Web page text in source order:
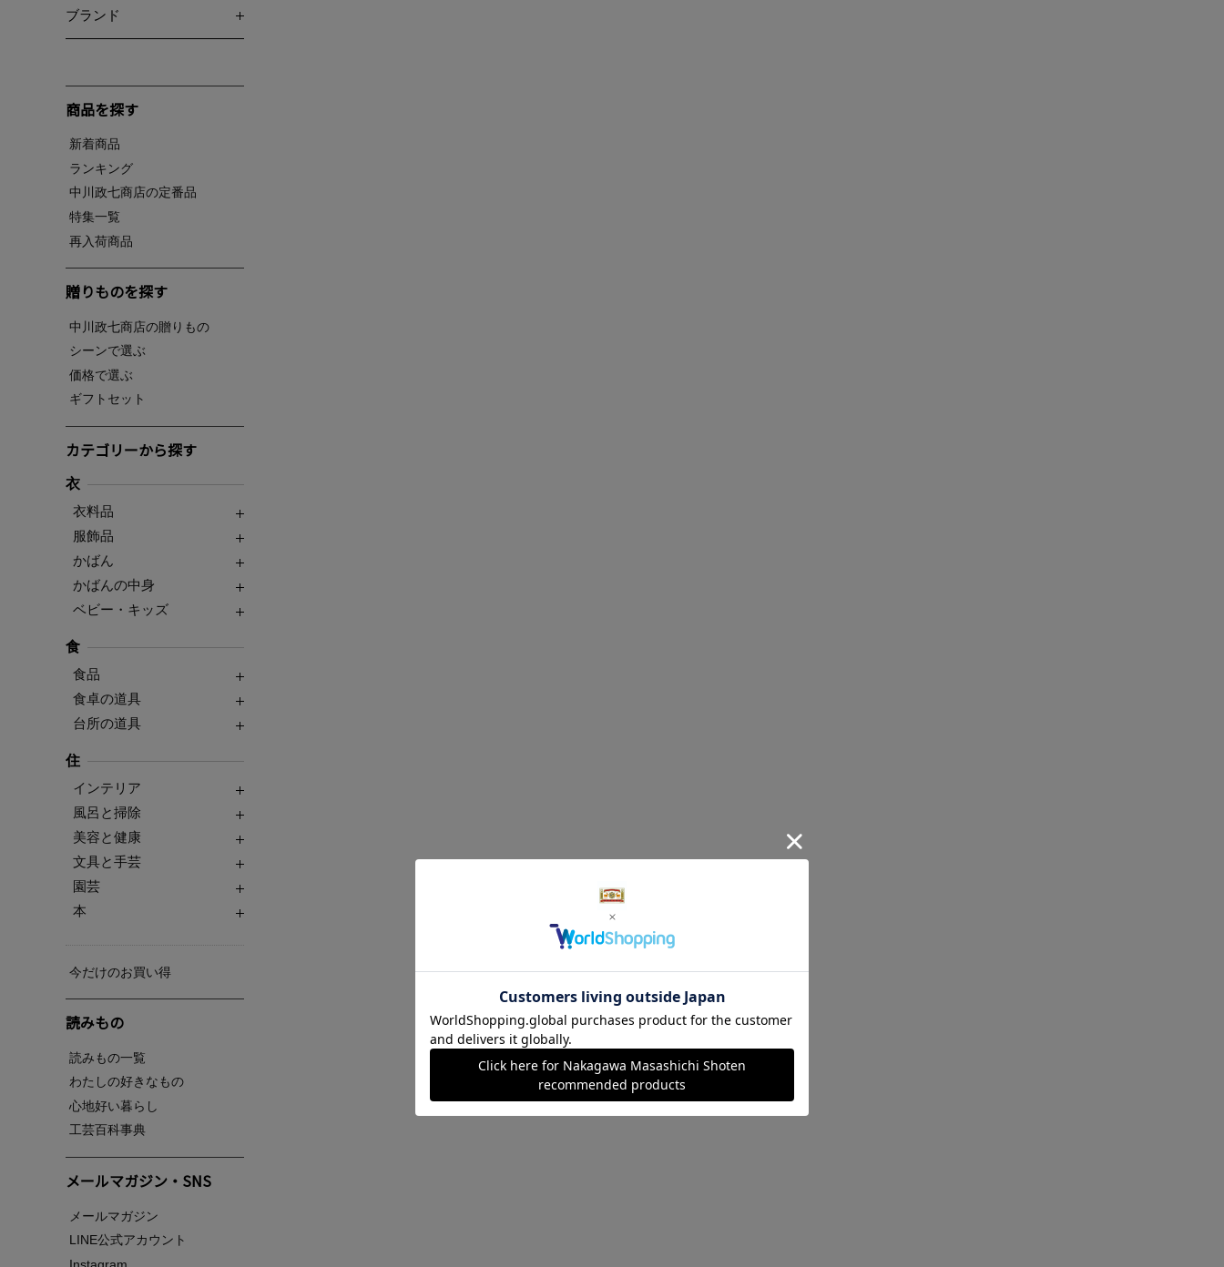
ブランド
商品を探す
新着商品
ランキング
中川政七商店の定番品
特集一覧
再入荷商品
贈りものを探す
中川政七商店の贈りもの
シーンで選ぶ
価格で選ぶ
ギフトセット
カテゴリーから探す
衣
衣料品
服飾品
かばん
かばんの中身
ベビー・キッズ
食
食品
食卓の道具
台所の道具
住
インテリア
風呂と掃除
美容と健康
文具と手芸
園芸
本
今だけのお買い得
読みもの
読みもの一覧
わたしの好きなもの
心地好い暮らし
工芸百科事典
メールマガジン・SNS
メールマガジン
LINE公式アカウント